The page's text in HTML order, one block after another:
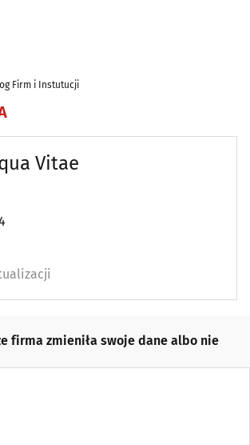
Firm i Instutucji
Vitae
firma zmieniła swoje dane albo nie